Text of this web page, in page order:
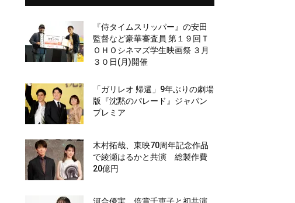
『侍タイムスリッパー』の安田
監督など豪華審査員 第１９回Ｔ
ＯＨＯシネマズ学生映画祭 ３月
３０日(月)開催
「ガリレオ 帰還」9年ぶりの劇場
版『沈黙のパレード』ジャパン
プレミア
木村拓哉、東映70周年記念作品
で綾瀬はるかと共演 総製作費
20億円